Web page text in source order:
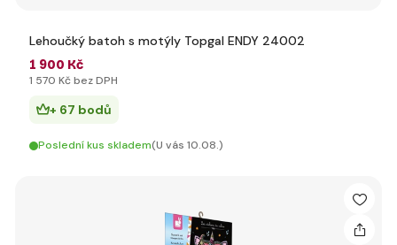
Lehoučký batoh s motýly Topgal ENDY 24002
1 900 Kč
1 570 Kč bez DPH
+ 67 bodů
Poslední kus skladem(U vás 10.08.)